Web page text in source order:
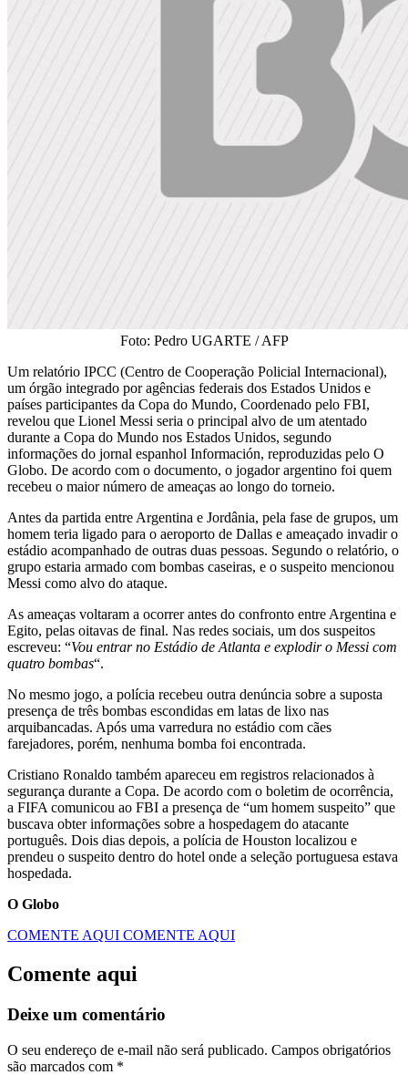
Foto: Pedro UGARTE / AFP
Um relatório IPCC (Centro de Cooperação Policial Internacional),
um órgão integrado por agências federais dos Estados Unidos e
países participantes da Copa do Mundo, Coordenado pelo FBI,
revelou que Lionel Messi seria o principal alvo de um atentado
durante a Copa do Mundo nos Estados Unidos, segundo
informações do jornal espanhol Información, reproduzidas pelo O
Globo. De acordo com o documento, o jogador argentino foi quem
recebeu o maior número de ameaças ao longo do torneio.
Antes da partida entre Argentina e Jordânia, pela fase de grupos, um
homem teria ligado para o aeroporto de Dallas e ameaçado invadir o
estádio acompanhado de outras duas pessoas. Segundo o relatório, o
grupo estaria armado com bombas caseiras, e o suspeito mencionou
Messi como alvo do ataque.
As ameaças voltaram a ocorrer antes do confronto entre Argentina e
Egito, pelas oitavas de final. Nas redes sociais, um dos suspeitos
escreveu: “Vou entrar no Estádio de Atlanta e explodir o Messi com
quatro bombas“.
No mesmo jogo, a polícia recebeu outra denúncia sobre a suposta
presença de três bombas escondidas em latas de lixo nas
arquibancadas. Após uma varredura no estádio com cães
farejadores, porém, nenhuma bomba foi encontrada.
Cristiano Ronaldo também apareceu em registros relacionados à
segurança durante a Copa. De acordo com o boletim de ocorrência,
a FIFA comunicou ao FBI a presença de “um homem suspeito” que
buscava obter informações sobre a hospedagem do atacante
português. Dois dias depois, a polícia de Houston localizou e
prendeu o suspeito dentro do hotel onde a seleção portuguesa estava
hospedada.
O Globo
COMENTE AQUI COMENTE AQUI
Comente aqui
Deixe um comentário
O seu endereço de e-mail não será publicado. Campos obrigatórios
são marcados com *